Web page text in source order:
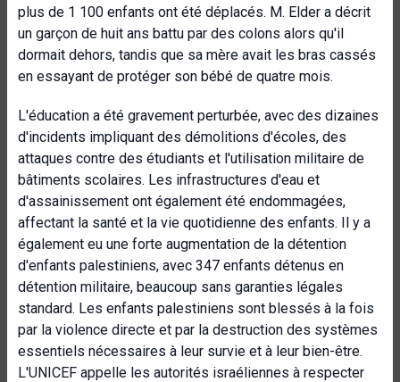
plus de 1 100 enfants ont été déplacés. M. Elder a décrit
un garçon de huit ans battu par des colons alors qu'il
dormait dehors, tandis que sa mère avait les bras cassés
en essayant de protéger son bébé de quatre mois.
L'éducation a été gravement perturbée, avec des dizaines
d'incidents impliquant des démolitions d'écoles, des
attaques contre des étudiants et l'utilisation militaire de
bâtiments scolaires. Les infrastructures d'eau et
d'assainissement ont également été endommagées,
affectant la santé et la vie quotidienne des enfants. Il y a
également eu une forte augmentation de la détention
d'enfants palestiniens, avec 347 enfants détenus en
détention militaire, beaucoup sans garanties légales
standard. Les enfants palestiniens sont blessés à la fois
par la violence directe et par la destruction des systèmes
essentiels nécessaires à leur survie et à leur bien-être.
L'UNICEF appelle les autorités israéliennes à respecter